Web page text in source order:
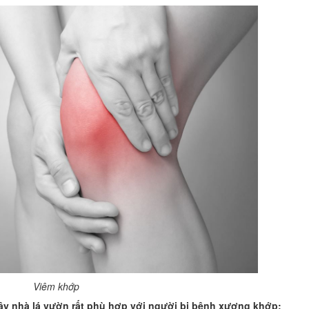
Viêm khớp
nhà lá vườn rất phù hợp với người bị bệnh xương khớp: